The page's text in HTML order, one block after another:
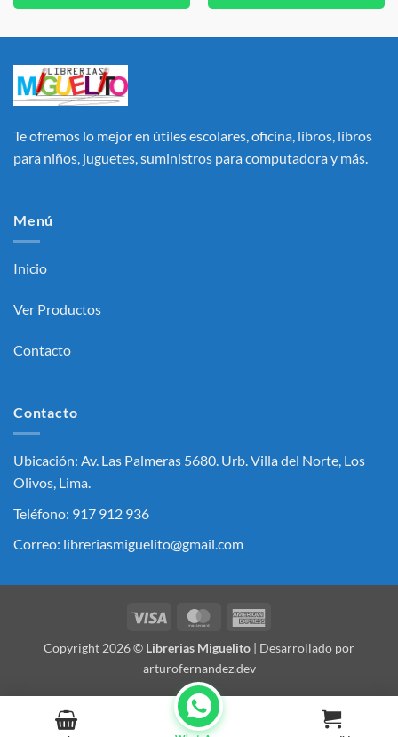
Te ofremos lo mejor en útiles escolares, oficina, libros, libros
para niños, juguetes, suministros para computadora y más.
Menú
Inicio
Ver Productos
Contacto
Contacto
Ubicación: Av. Las Palmeras 5680. Urb. Villa del Norte, Los
Olivos, Lima.
Teléfono: 917 912 936
Correo: libreriasmiguelito@gmail.com
Visa MasterCard
Copyright 2026 © Librerias Miguelito | Desarrollado por
arturofernandez.dev